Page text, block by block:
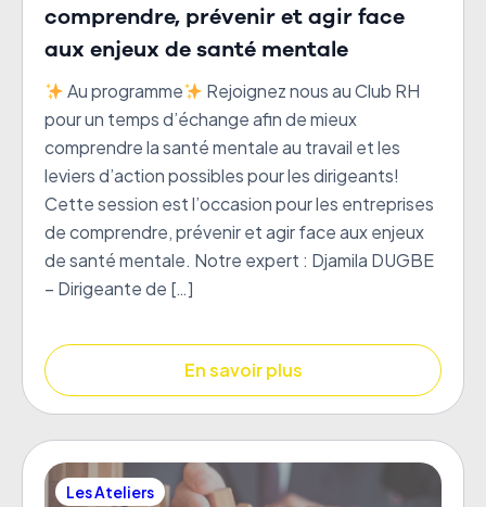
comprendre, prévenir et agir face
aux enjeux de santé mentale
Au programme
Rejoignez nous au Club RH
pour un temps d’échange afin de mieux
comprendre la santé mentale au travail et les
leviers d’action possibles pour les dirigeants!
Cette session est l’occasion pour les entreprises
de comprendre, prévenir et agir face aux enjeux
de santé mentale. Notre expert : Djamila DUGBE
– Dirigeante de […]
En savoir plus
Les Ateliers